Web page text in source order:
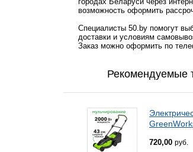
возможность оформить
Специалисты 50.by помогут
доставки и условиям
Заказ можно оформить по
Рекомендуемые
720,00 руб.